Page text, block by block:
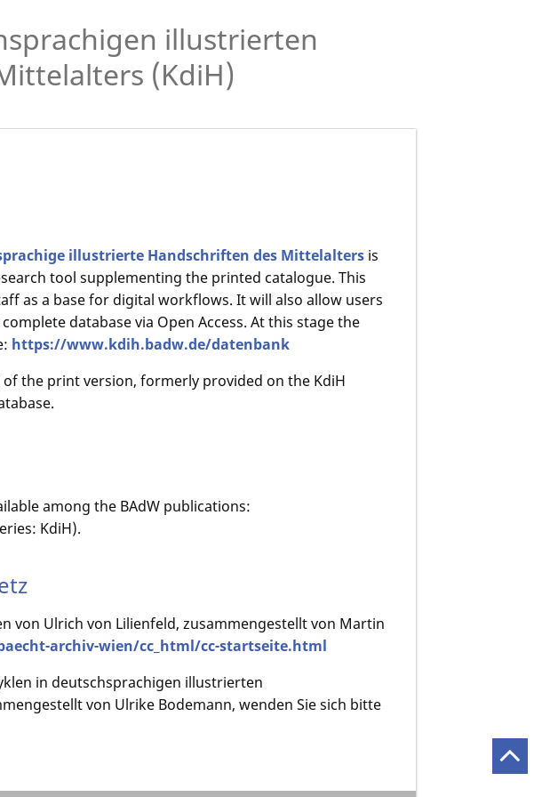
illustrierten
(KdiH)
illustrierte Handschriften des Mittelalters is
tool supplementing the printed catalogue. This
as a base for digital workflows. It will also allow users
database via Open Access. At this stage the
https://www.kdih.badw.de/datenbank
the print version, formerly provided on the KdiH
among the BAdW publications:
KdiH).
von Ulrich von Lilienfeld, zusammengestellt von Martin
archiv-wien/cc_html/cc-startseite.html
in deutschsprachigen illustrierten
von Ulrike Bodemann, wenden Sie sich bitte